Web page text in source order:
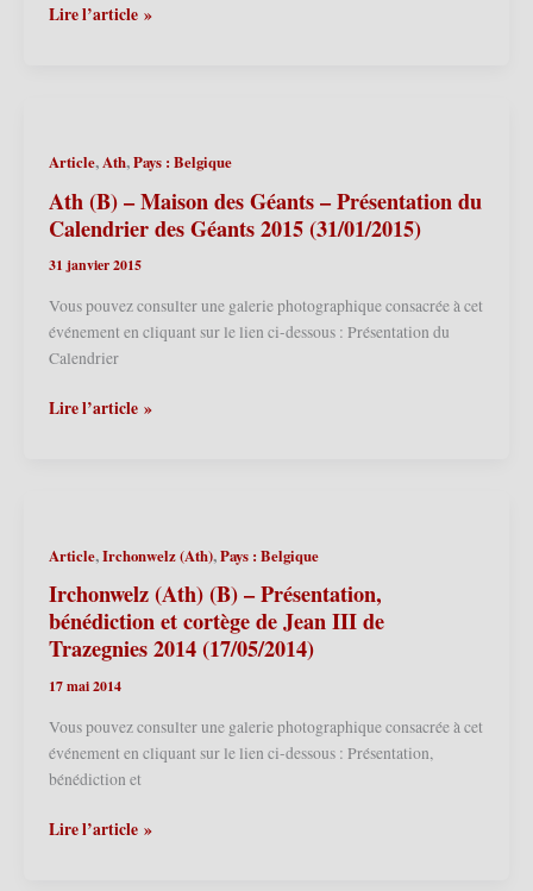
Steenvoorde
Jean
III
le
et
son
mariage
avec
accompagnée
Lire l’article »
Article, Ath,Pays : Belgique
Ath (B) – Maison des Géants – Présentation du
Calendrier des Géants 2015 (31/01/2015)
31 janvier 2015
Vous pouvez consulter une galerie photographique consacrée à cet
événement en cliquant sur le lien ci-dessous : Présentation du
Calendrier
Ath
–
Présentation
du
Calendrier
Géants
2015
(31/01/2015)
Lire l’article »
Article,Irchonwelz (Ath),Pays : Belgique
Irchonwelz (Ath) (B) – Présentation,
bénédiction et cortège de Jean III de
Trazegnies 2014 (17/05/2014)
17 mai 2014
Vous pouvez consulter une galerie photographique consacrée à cet
événement en cliquant sur le lien ci-dessous : Présentation,
bénédiction et
Irchonwelz
Lire l’article »